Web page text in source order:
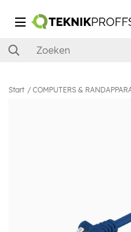
Start COMPUTERS &